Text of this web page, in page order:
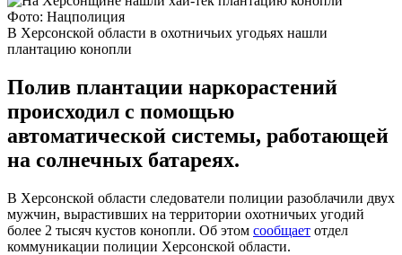
Фото: Нацполиция
В Херсонской области в охотничьих угодьях нашли
плантацию конопли
Полив плантации наркорастений
происходил с помощью
автоматической системы, работающей
на солнечных батареях.
В Херсонской области следователи полиции разоблачили двух
мужчин, вырастивших на территории охотничьих угодий
более 2 тысяч кустов конопли. Об этом сообщает отдел
коммуникации полиции Херсонской области.